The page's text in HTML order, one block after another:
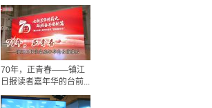
70年，正青春——镇江
日报读者嘉年华的台前...